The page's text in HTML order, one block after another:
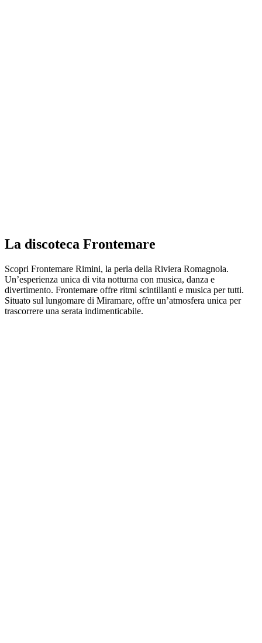
La discoteca Frontemare
Scopri Frontemare Rimini, la perla della Riviera Romagnola.
Un’esperienza unica di vita notturna con musica, danza e
divertimento. Frontemare offre ritmi scintillanti e musica per tutti.
Situato sul lungomare di Miramare, offre un’atmosfera unica per
trascorrere una serata indimenticabile.